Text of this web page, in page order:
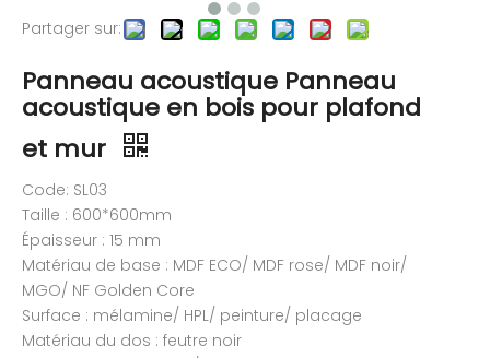
Partager sur:
Panneau acoustique Panneau
acoustique en bois pour plafond
et mur
Code: SL03
Taille : 600*600mm
Épaisseur : 15 mm
Matériau de base : MDF ECO/ MDF rose/ MDF noir/
MGO/ NF Golden Core
Surface : mélamine/ HPL/ peinture/ placage
Matériau du dos : feutre noir